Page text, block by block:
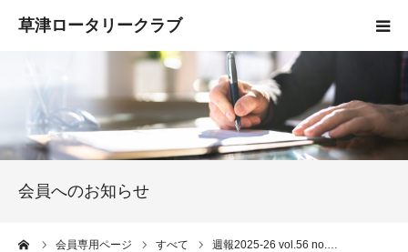
会員へのお知らせ
会員専用ページ すべて 週報2025-26 vol.56 no.…
クラブ概要
入会案内